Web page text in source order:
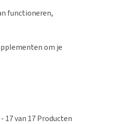
functioneren,
om je
- 17van 17Producten